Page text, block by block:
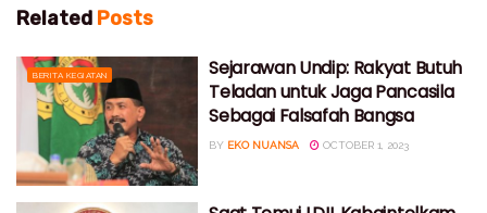
Related Posts
BERITA KEGIATAN
Sejarawan Undip: Rakyat Butuh
Teladan untuk Jaga Pancasila
Sebagai Falsafah Bangsa
BY EKO NUANSA OCTOBER 1, 2023